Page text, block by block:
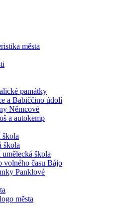
města
památky
a Babiččino údolí
Němcové
a autokemp
škola
škola
škola
volného času Bájo
Panklové
města